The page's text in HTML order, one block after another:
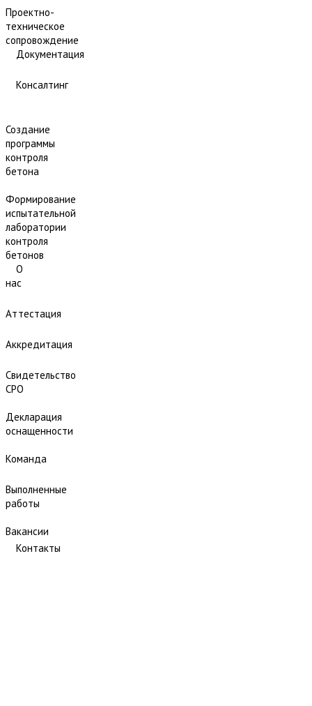
Проектно-
техническое
сопровождение
Документация
Консалтинг
Создание
программы
контроля
бетона
Формирование
испытательной
лаборатории
контроля
бетонов
О
нас
Аттестация
Аккредитация
Свидетельство
СРО
Декларация
оснащенности
Команда
Выполненные
работы
Вакансии
Контакты